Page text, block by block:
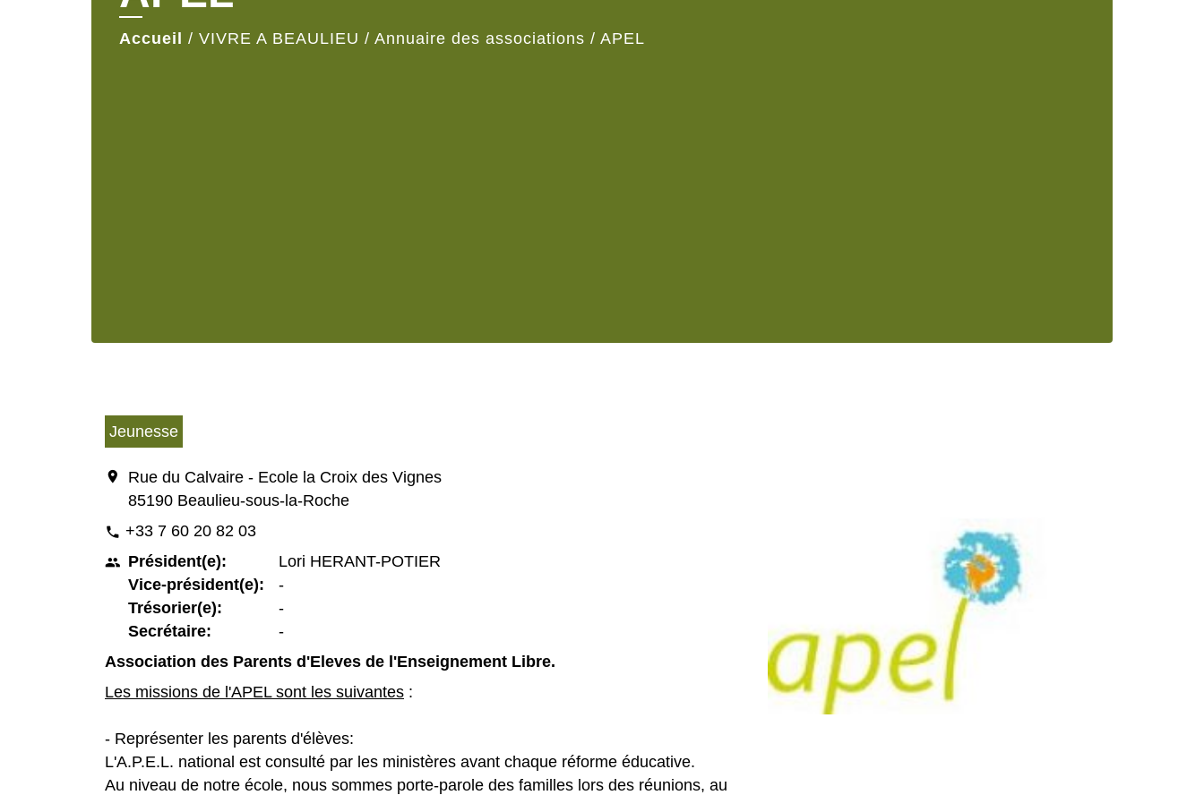
Accueil / VIVRE A BEAULIEU / Annuaire des associations / APEL
Jeunesse
location_on
Rue du Calvaire - Ecole la Croix des Vignes
85190 Beaulieu-sous-la-Roche
phone +33 7 60 20 82 03
people Président(e):
Vice-président(e):
Trésorier(e):
Secrétaire:
Lori HERANT-POTIER
-
-
-
Association des Parents d'Eleves de l'Enseignement Libre.
Les missions de l'APEL sont les suivantes :
- Représenter les parents d'élèves:
L'A.P.E.L. national est consulté par les ministères avant chaque réforme éducative.
Au niveau de notre école, nous sommes porte-parole des familles lors des réunions, au